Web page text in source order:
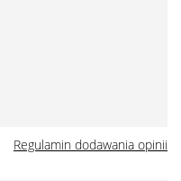
Regulamin dodawania opinii